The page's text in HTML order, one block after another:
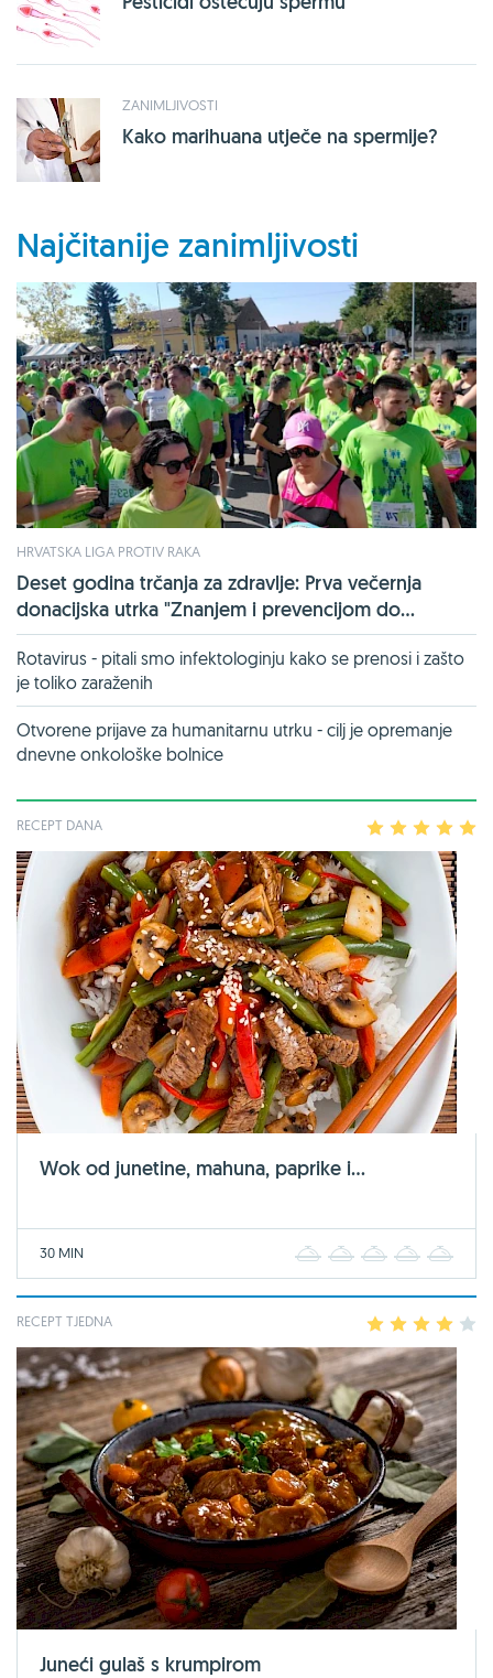
ZANIMLJIVOSTI
Kako marihuana utječe na spermije?
Najčitanije zanimljivosti
HRVATSKA LIGA PROTIV RAKA
Deset godina trčanja za zdravlje: Prva večernja
donacijska utrka "Znanjem i prevencijom do...
Rotavirus - pitali smo infektologinju kako se prenosi i zašto
je toliko zaraženih
Otvorene prijave za humanitarnu utrku - cilj je opremanje
dnevne onkološke bolnice
RECEPT DANA 2 3 4
Wok od junetine, mahuna, paprike i...
30 MIN 2 3 4
RECEPT TJEDNA 2 3 4
Juneći gulaš s krumpirom